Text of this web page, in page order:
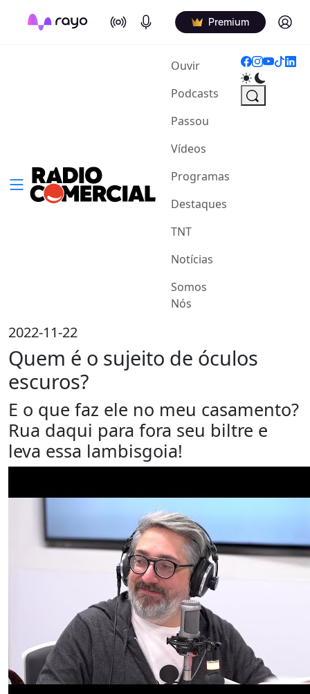
On Air Podcasts Premium Log in
Ouvir(current)
Podcasts
Passou
Vídeos
Programas
Destaques
TNT
Notícias
Somos
Nós
2022-11-22
Quem é o sujeito de óculos
escuros?
E o que faz ele no meu casamento?
Rua daqui para fora seu biltre e
leva essa lambisgoia!